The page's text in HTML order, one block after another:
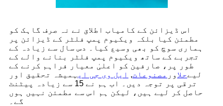
اس ڈیزائن کے کامیاب اطلاق نے نہ صرف گاہک کو
مطمئن کیا بلکہ ویکیوم پمپ فلٹر کے ڈیزائن پر
ہماری سوچ کو بھی وسیع کیا۔ دس سال سے زیادہ کے
تجربے کے ساتھ ویکیوم پمپ فلٹر بنانے والے کے
طور پر، صارفین کو اعلیٰ معیار فراہم کرنے کے
لیےحل اور مصنوعات, ایل وی جی ای ہمیشہ تحقیق اور
ترقی پر توجہ دیں۔ اب ہم نے 15 سے زیادہ پیٹنٹ
حاصل کر لیے ہیں، لیکن ہم اس سے مطمئن نہیں ہوں
گے۔